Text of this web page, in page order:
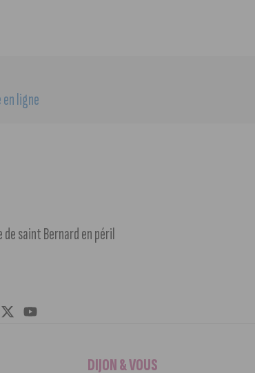
ligne
saint Bernard en péril
DIJON & VOUS